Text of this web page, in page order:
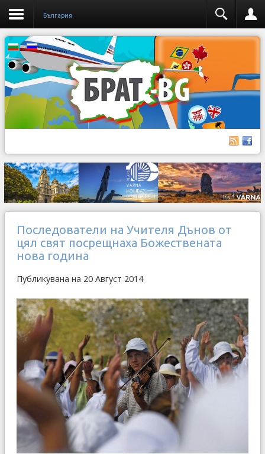
България
Последователи на Учителя Дънов от
цял свят посрещнаха Божествената
нова година
Публикувана на 20 Август 2014